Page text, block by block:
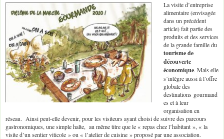
La visite d’entreprise
alimentaire (envisagée
dans un précédent
article) fait partie des
produits et des services
de la grande famille du
tourisme de
découverte
économique. Mais elle
s’intègre aussi à l’offre
globale des
destinations gourmand
es et à leur
organisation en
réseau. Ainsi peut-elle devenir, pour les visiteurs ayant choisi de suivre des parcours
gastronomiques, une simple halte, au même titre que le « repas chez l’habitant », « la
visite d’un sentier viticole » ou « l’atelier de cuisine » proposé par une association.